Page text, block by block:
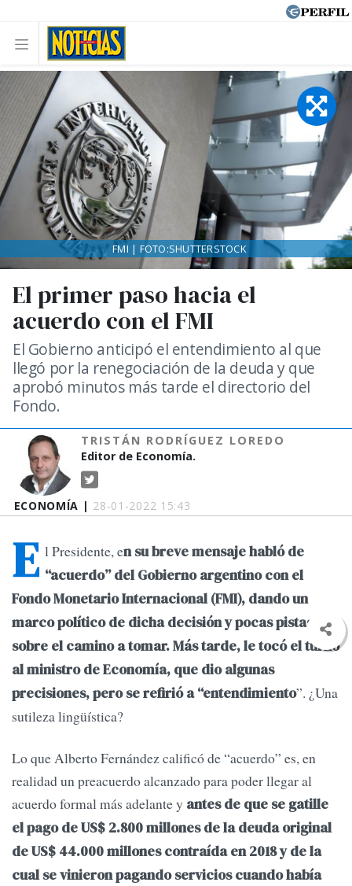
ECONOMÍA | 28-01-2022 15:43
El primer paso hacia el
acuerdo con el FMI
El Gobierno anticipó el entendimiento al que
llegó por la renegociación de la deuda y que
aprobó minutos más tarde el directorio del
Fondo.
TRISTÁN RODRÍGUEZ LOREDO
Editor de Economía.
FMI | FOTO:SHUTTERSTOCK
E l Presidente, en su breve mensaje habló de
“acuerdo” del Gobierno argentino con el
Fondo Monetario Internacional (FMI), dando un
marco político de dicha decisión y pocas pistas
sobre el camino a tomar. Más tarde, le tocó el turno
al ministro de Economía, que dio algunas
precisiones, pero se refirió a “entendimiento”. ¿Una
sutileza lingüística?
Lo que Alberto Fernández calificó de “acuerdo” es, en
realidad un preacuerdo alcanzado para poder llegar al
acuerdo formal más adelante y antes de que se gatille
el pago de US$ 2.800 millones de la deuda original
de US$ 44.000 millones contraída en 2018 y de la
cual se vinieron pagando servicios cuando había